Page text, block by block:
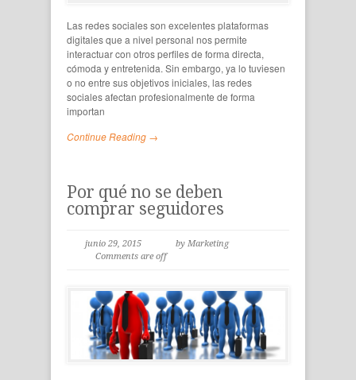
Las redes sociales son excelentes plataformas
digitales que a nivel personal nos permite
interactuar con otros perfiles de forma directa,
cómoda y entretenida. Sin embargo, ya lo tuviesen
o no entre sus objetivos iniciales, las redes
sociales afectan profesionalmente de forma
importan
Continue Reading →
Por qué no se deben
comprar seguidores
junio 29, 2015
by Marketing
Comments are off